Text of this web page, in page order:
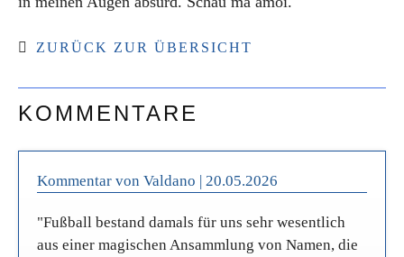
ZURÜCK ZUR ÜBERSICHT
KOMMENTARE
Kommentar von Valdano | 20.05.2026
"Fußball bestand damals für uns sehr wesentlich
aus einer magischen Ansammlung von Namen, die